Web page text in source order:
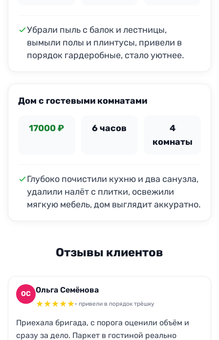
Убрали пыль с балок и лестницы,
вымыли полы и плинтусы, привели в
порядок гардеробные, стало уютнее.
Дом с гостевыми комнатами
17000 ₽ 6 часов
4
комнаты
Глубоко почистили кухню и два санузла,
удалили налёт с плитки, освежили
мягкую мебель, дом выглядит аккуратно.
Отзывы клиентов
ОС Ольга Семёнова
★★★★★• привели в порядок трёшку
Приехала бригада, с порога оценили объём и
сразу за дело. Паркет в гостиной реально